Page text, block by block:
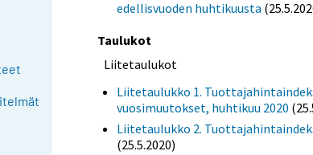
edellisvuoden huhtikuusta
Taulukot
Liitetaulukot
Liitetaulukko 1.
vuosimuutokset, huhtikuu 2020
Liitetaulukko 2.
(25.5.2020)